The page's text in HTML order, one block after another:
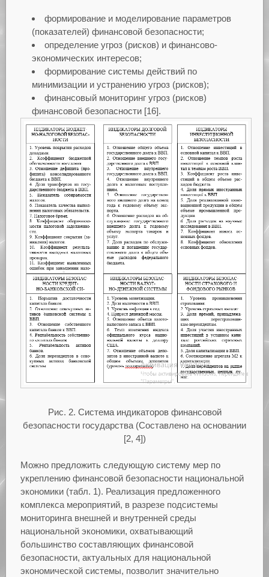
формирование и моделирование параметров
(показателей) финансовой безопасности;
определение угроз (рисков) и финансово-
экономических интересов;
формирование системы действий по
минимизации и устранению угроз (рисков);
финансовый мониторинг угроз (рисков)
финансовой безопасности [16].
Рис. 2. Система индикаторов финансовой
безопасности государства (Составлено на основании
[2, 4])
Можно предложить следующую систему мер по
укреплению финансовой безопасности национальной
экономики (табл. 1). Реализация предложенного
комплекса мероприятий, в разрезе подсистемы
мониторинга внешней и внутренней среды
национальной экономики, охватывающий
большинство составляющих финансовой
безопасности, актуальных для национальной
экономической системы, позволит значительно